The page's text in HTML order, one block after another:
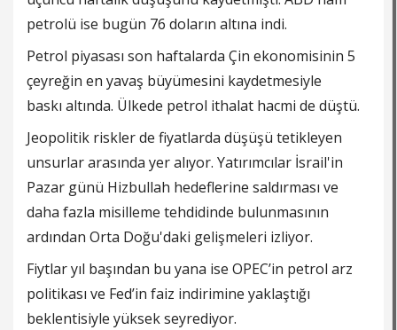
petrolü ise bugün 76 doların altına indi.
Petrol piyasası son haftalarda Çin ekonomisinin 5
çeyreğin en yavaş büyümesini kaydetmesiyle
baskı altında. Ülkede petrol ithalat hacmi de düştü.
Jeopolitik riskler de fiyatlarda düşüşü tetikleyen
unsurlar arasında yer alıyor. Yatırımcılar İsrail'in
Pazar günü Hizbullah hedeflerine saldırması ve
daha fazla misilleme tehdidinde bulunmasının
ardından Orta Doğu'daki gelişmeleri izliyor.
Fiytlar yıl başından bu yana ise OPEC’in petrol arz
politikası ve Fed’in faiz indirimine yaklaştığı
beklentisiyle yüksek seyrediyor.